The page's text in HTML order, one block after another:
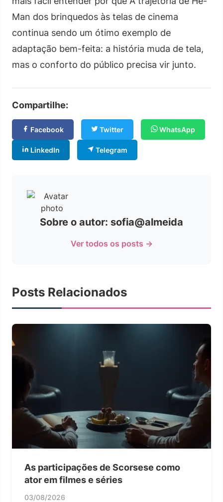
Man dos brinquedos às telas de cinema
continua sendo um ótimo exemplo de
adaptação bem-feita: a história muda de tela,
mas o conforto do público precisa vir junto.
Compartilhe:
Facebook Twitter WhatsApp
LinkedIn Telegram
Sobre o autor: sofia@almeida
Ver todos os posts →
Posts Relacionados
As participações de Scorsese como
ator em filmes e séries
03/08/2026